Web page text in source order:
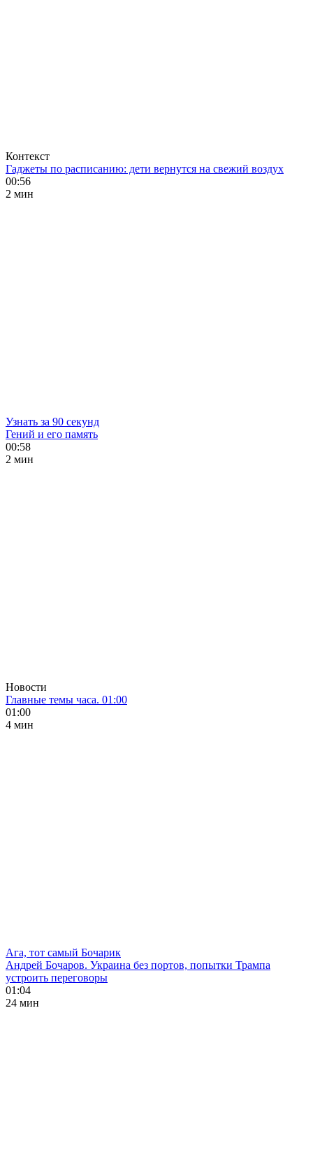
Контекст
Гаджеты по расписанию: дети вернутся на свежий воздух
00:56
2 мин
Узнать за 90 секунд
Гений и его память
00:58
2 мин
Новости
Главные темы часа. 01:00
01:00
4 мин
Ага, тот самый Бочарик
Андрей Бочаров. Украина без портов, попытки Трампа
устроить переговоры
01:04
24 мин